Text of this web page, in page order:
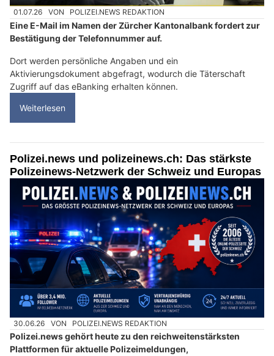
01.07.26 VON POLIZEI.NEWS REDAKTION
Eine E-Mail im Namen der Zürcher Kantonalbank fordert zur
Bestätigung der Telefonnummer auf.
Dort werden persönliche Angaben und ein
Aktivierungsdokument abgefragt, wodurch die Täterschaft
Zugriff auf das eBanking erhalten können.
Weiterlesen
Polizei.news und polizeinews.ch: Das stärkste
Polizeinews-Netzwerk der Schweiz und Europas
30.06.26 VON POLIZEI.NEWS REDAKTION
Polizei.news gehört heute zu den reichweitenstärksten
Plattformen für aktuelle Polizeimeldungen,